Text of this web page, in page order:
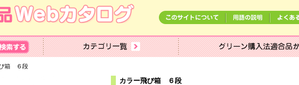
箱 ６段
カラー飛び箱 ６段